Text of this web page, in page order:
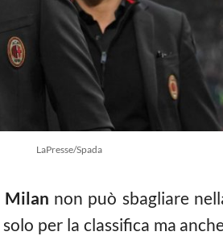
LaPresse/Spada
Milan non può sbagliare
per la classifica ma